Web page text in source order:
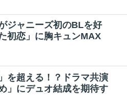
ジャニーズ初のBLを好
初恋」に胸キュンMAX
を超える！？ドラマ共演
」にデュオ結成を期待す